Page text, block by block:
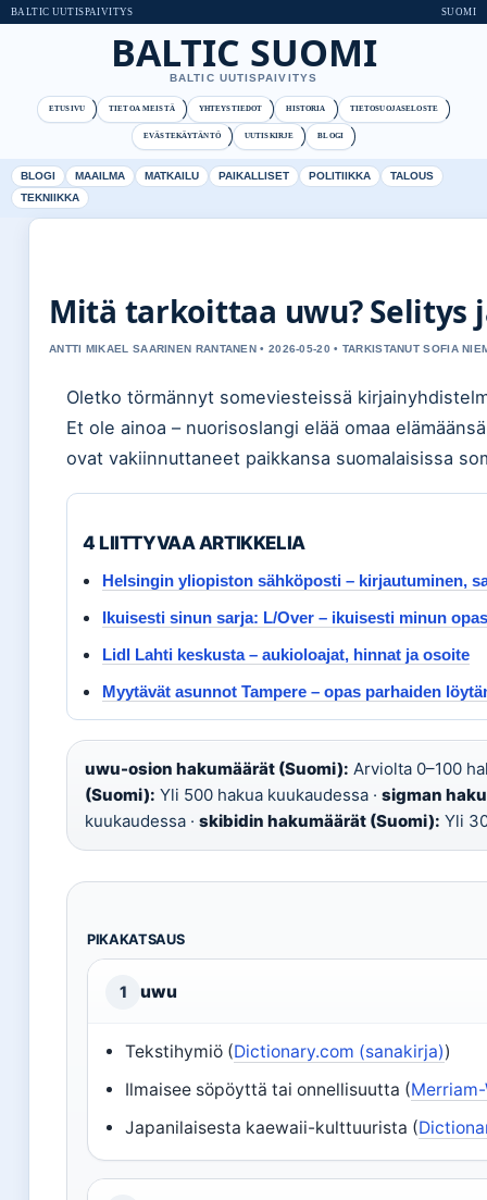
BALTIC UUTISPAIVITYS SUOMI
BALTIC SUOMI
BALTIC UUTISPAIVITYS
ETUSIVU TIETOA MEISTÄ YHTEYSTIEDOT HISTORIA TIETOSUOJASELOSTE
EVÄSTEKÄYTÄNTÖ UUTISKIRJE BLOGI
BLOGI MAAILMA MATKAILU PAIKALLISET POLITIIKKA
TALOUS
TEKNIIKKA
Mitä tarkoittaa uwu? Selitys
ANTTI MIKAEL SAARINEN RANTANEN • 2026-05-20 • TARKISTANUT SOFIA
Oletko törmännyt someviesteissä
Et ole ainoa – nuorisoslangi elää omaa
ovat vakiinnuttaneet paikkansa suomalaisissa
4 LIITTYVAA ARTIKKELIA
Helsingin yliopiston sähköposti – kirjautuminen,
Ikuisesti sinun sarja: L/Over – ikuisesti minun opas
Lidl Lahti keskusta – aukioloajat, hinnat ja osoite
Myytävät asunnot Tampere – opas parhaiden
uwu-osion hakumäärät (Suomi): Arviolta 0–100
(Suomi): Yli 500 hakua kuukaudessa · sigman
kuukaudessa · skibidin hakumäärät (Suomi): Yli
PIKAKATSAUS
1 uwu
Tekstihymiö (Dictionary.com (sanakirja))
Ilmaisee söpöyttä tai onnellisuutta (
Japanilaisesta kaewaii-kulttuurista (